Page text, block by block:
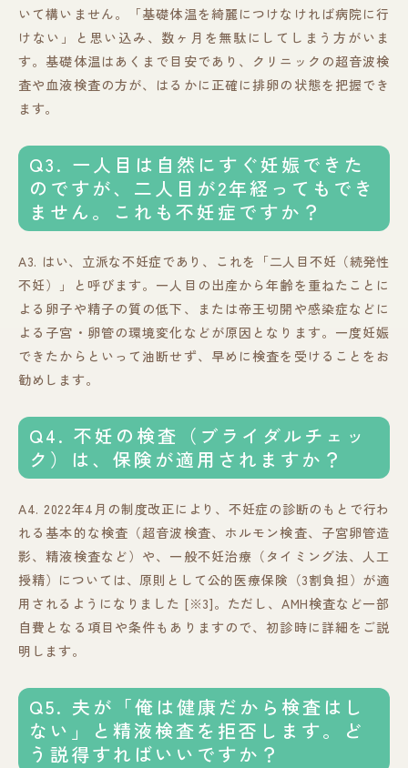
いて構いません。「基礎体温を綺麗につけなければ病院に行
けない」と思い込み、数ヶ月を無駄にしてしまう方がいま
す。基礎体温はあくまで目安であり、クリニックの超音波検
査や血液検査の方が、はるかに正確に排卵の状態を把握でき
ます。
Q3. 一人目は自然にすぐ妊娠できた
のですが、二人目が2年経ってもでき
ません。これも不妊症ですか？
A3. はい、立派な不妊症であり、これを「二人目不妊（続発性
不妊）」と呼びます。一人目の出産から年齢を重ねたことに
よる卵子や精子の質の低下、または帝王切開や感染症などに
よる子宮・卵管の環境変化などが原因となります。一度妊娠
できたからといって油断せず、早めに検査を受けることをお
勧めします。
Q4. 不妊の検査（ブライダルチェッ
ク）は、保険が適用されますか？
A4. 2022年4月の制度改正により、不妊症の診断のもとで行わ
れる基本的な検査（超音波検査、ホルモン検査、子宮卵管造
影、精液検査など）や、一般不妊治療（タイミング法、人工
授精）については、原則として公的医療保険（3割負担）が適
用されるようになりました [※3]。ただし、AMH検査など一部
自費となる項目や条件もありますので、初診時に詳細をご説
明します。
Q5. 夫が「俺は健康だから検査はし
ない」と精液検査を拒否します。ど
う説得すればいいですか？